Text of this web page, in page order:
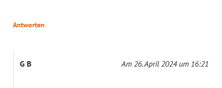
Antworten
G B Am 26. April 2024 um 16:21